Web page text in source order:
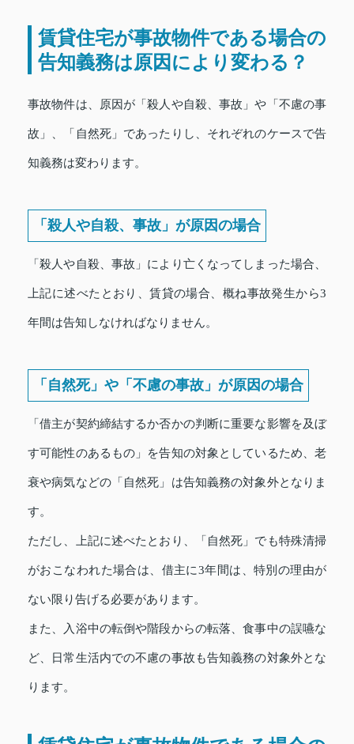
賃貸住宅が事故物件である場合の
告知義務は原因により変わる？
事故物件は、原因が「殺人や自殺、事故」や「不慮の事
故」、「自然死」であったりし、それぞれのケースで告
知義務は変わります。
「殺人や自殺、事故」が原因の場合
「殺人や自殺、事故」により亡くなってしまった場合、
上記に述べたとおり、賃貸の場合、概ね事故発生から3
年間は告知しなければなりません。
「自然死」や「不慮の事故」が原因の場合
「借主が契約締結するか否かの判断に重要な影響を及ぼ
す可能性のあるもの」を告知の対象としているため、老
衰や病気などの「自然死」は告知義務の対象外となりま
す。
ただし、上記に述べたとおり、「自然死」でも特殊清掃
がおこなわれた場合は、借主に3年間は、特別の理由が
ない限り告げる必要があります。
また、入浴中の転倒や階段からの転落、食事中の誤嚥な
ど、日常生活内での不慮の事故も告知義務の対象外とな
ります。